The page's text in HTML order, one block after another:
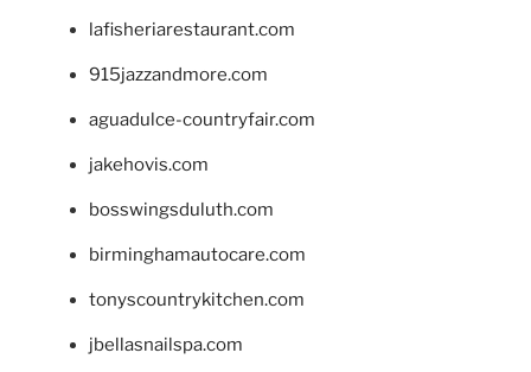
lafisheriarestaurant.com
915jazzandmore.com
aguadulce-countryfair.com
jakehovis.com
bosswingsduluth.com
birminghamautocare.com
tonyscountrykitchen.com
jbellasnailspa.com